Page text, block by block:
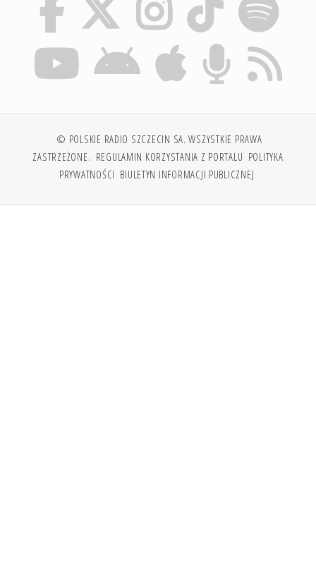
© POLSKIE RADIO SZCZECIN SA. WSZYSTKIE PRAWA
ZASTRZEŻONE. REGULAMIN KORZYSTANIA Z PORTALU POLITYKA
PRYWATNOŚCI BIULETYN INFORMACJI PUBLICZNEJ